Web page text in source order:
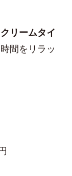
クリームタイ
間をリラッ